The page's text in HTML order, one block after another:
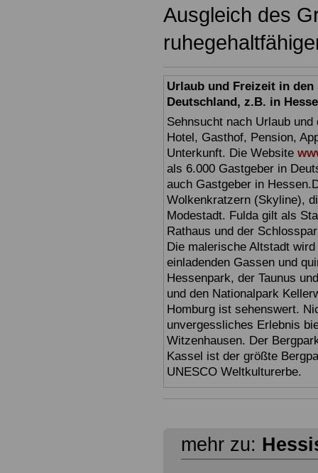
Ausgleich des
Urlaub und Freizeit in
Deutschland, z.B. in
Sehnsucht nach Urlaub
Hotel, Gasthof, Pension,
Unterkunft. Die Website
als 6.000 Gastgeber in
auch Gastgeber in
Wolkenkratzern (Skyline),
Modestadt. Fulda gilt als
Rathaus und der
Die malerische Altstadt
einladenden Gassen und
Hessenpark, der Taunus
und den Nationalpark
Homburg ist sehenswert.
unvergessliches Erlebnis
Witzenhausen. Der
Kassel ist der größte
UNESCO Weltkulturerbe.
mehr zu: